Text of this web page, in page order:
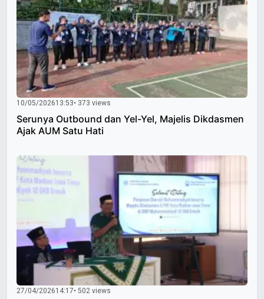
10/05/202613:53• 373 views
Serunya Outbound dan Yel-Yel, Majelis Dikdasmen
Ajak AUM Satu Hati
27/04/202614:17• 502 views